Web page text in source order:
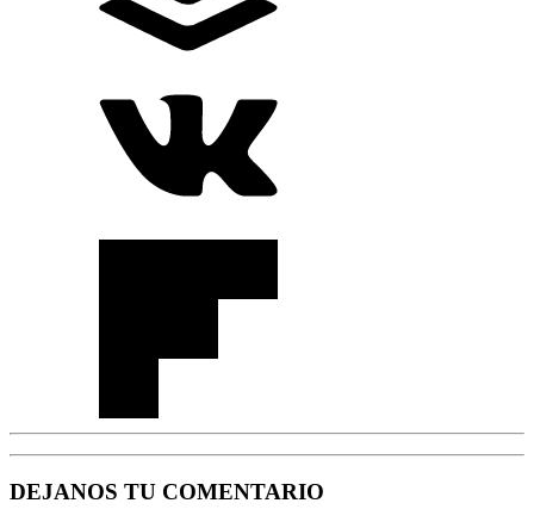
DEJANOS TU COMENTARIO